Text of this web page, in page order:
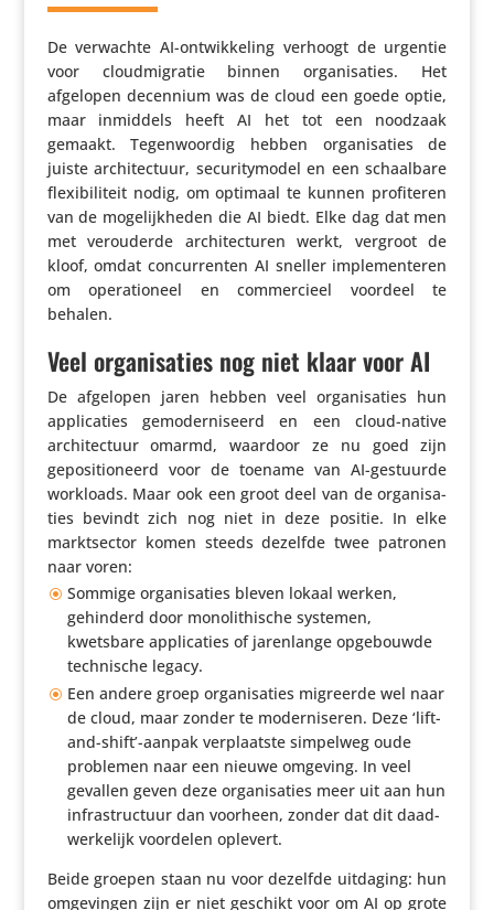
De verwachte AI-ontwik­ke­ling verhoogt de urgentie
voor cloud­mi­gratie binnen orga­ni­sa­ties. Het
afgelopen decennium was de cloud een goede optie,
maar inmiddels heeft AI het tot een noodzaak
gemaakt. Tegen­woordig hebben orga­ni­sa­ties de
juiste archi­tec­tuur, secu­ri­ty­model en een schaal­bare
flexi­bi­li­teit nodig, om optimaal te kunnen profi­teren
van de moge­lijk­heden die AI biedt. Elke dag dat men
met verou­derde archi­tec­turen werkt, vergroot de
kloof, omdat concur­renten AI sneller imple­men­teren
om opera­ti­o­neel en commer­cieel voordeel te
behalen.
Veel organisaties nog niet klaar voor AI
De afgelopen jaren hebben veel orga­ni­sa­ties hun
appli­ca­ties gemo­der­ni­seerd en een cloud-native
archi­tec­tuur omarmd, waardoor ze nu goed zijn
gepo­si­ti­o­neerd voor de toename van AI-gestuurde
workloads. Maar ook een groot deel van de orga­ni­sa­
ties bevindt zich nog niet in deze positie. In elke
markt­sector komen steeds dezelfde twee patronen
naar voren:
Sommige orga­ni­sa­ties bleven lokaal werken,
gehinderd door mono­li­thi­sche systemen,
kwetsbare appli­ca­ties of jaren­lange opge­bouwde
tech­ni­sche legacy.
Een andere groep orga­ni­sa­ties migreerde wel naar
de cloud, maar zonder te moder­ni­seren. Deze ‘lift-
and-shift’-aanpak verplaatste simpelweg oude
problemen naar een nieuwe omgeving. In veel
gevallen geven deze orga­ni­sa­ties meer uit aan hun
infra­struc­tuur dan voorheen, zonder dat dit daad­
wer­ke­lijk voordelen oplevert.
Beide groepen staan nu voor dezelfde uitdaging: hun
omge­vingen zijn er niet geschikt voor om AI op grote